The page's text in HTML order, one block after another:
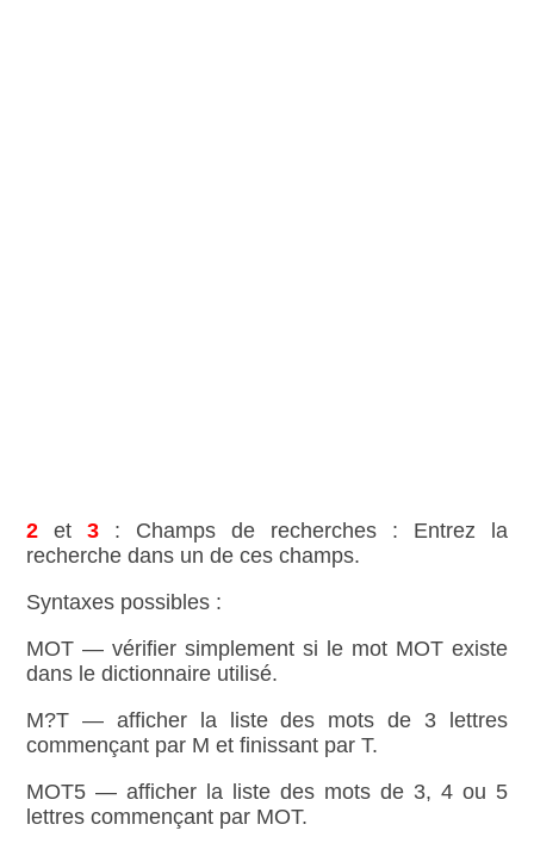
2 et3 : Champs de recherches : Entrez la
recherche dans un de ces champs.
Syntaxes possibles :
MOT — vérifier simplement si le mot MOT existe
dans le dictionnaire utilisé.
M?T — afficher la liste des mots de 3 lettres
commençant par M et finissant par T.
MOT5 — afficher la liste des mots de 3, 4 ou 5
lettres commençant par MOT.